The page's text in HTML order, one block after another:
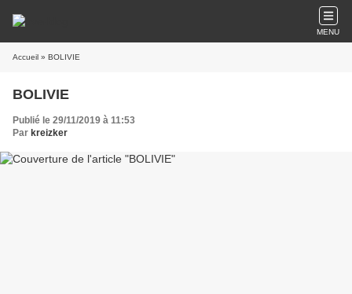
MENU
Accueil » BOLIVIE
BOLIVIE
Publié le 29/11/2019 à 11:53
Par kreizker